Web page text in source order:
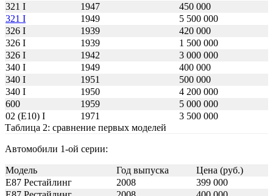
321 I
1947
450 000
321 I
1949
5 500 000
326 I
1939
420 000
326 I
1939
1 500 000
326 I
1942
3 000 000
340 I
1949
400 000
340 I
1951
500 000
340 I
1950
4 200 000
600
1959
5 000 000
02 (E10) I
1971
3 500 000
Таблица 2: сравнение первых моделей
Автомобили 1-ой серии:
Модель Год выпуска
Цена (руб.)
E87 Рестайлинг
2008
399 000